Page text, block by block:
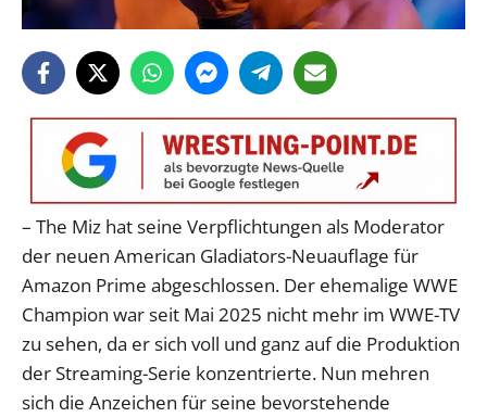
– The Miz hat seine Verpflichtungen als Moderator
der neuen American Gladiators-Neuauflage für
Amazon Prime abgeschlossen. Der ehemalige WWE
Champion war seit Mai 2025 nicht mehr im WWE-TV
zu sehen, da er sich voll und ganz auf die Produktion
der Streaming-Serie konzentrierte. Nun mehren
sich die Anzeichen für seine bevorstehende